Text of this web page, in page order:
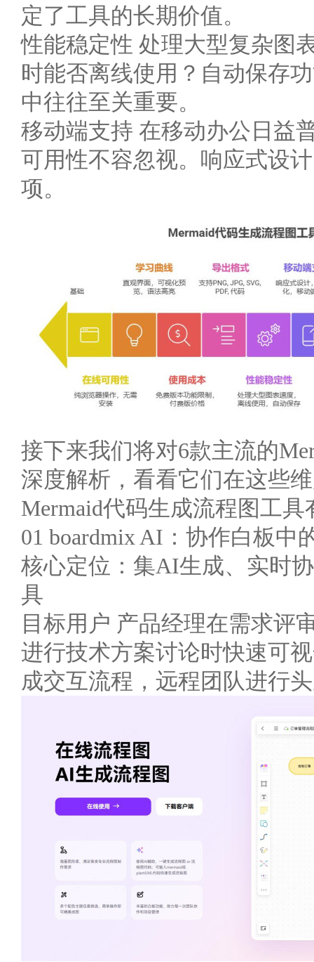
定了工具的长期价值。
性能稳定性 处理大型复杂图
时能否离线使用？自动保存
中往往至关重要。
移动端支持 在移动办公日益
可用性不容忽视。响应式设
项。
接下来我们将对6款主流的
深度解析，看看它们在这些
Mermaid代码生成流程图工具
01 boardmix AI：协作白板中
核心定位：集AI生成、实时
具
目标用户 产品经理在需求评
进行技术方案讨论时快速可
成交互流程，远程团队进行